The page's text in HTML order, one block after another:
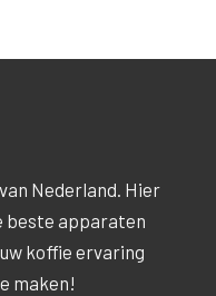
Nederland. Hier
beste apparaten
koffie ervaring
maken!